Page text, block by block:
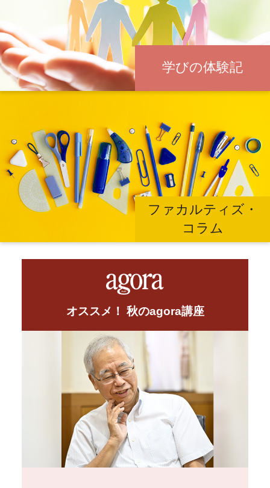
学びの体験記
ファカルティズ・
コラム
オススメ！ 秋のagora講座